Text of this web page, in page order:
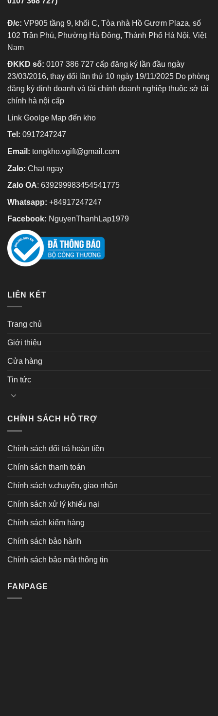
Đ/c: VP905 tầng 9, khối C, Tòa nhà Hồ Gươm Plaza, số
102 Trần Phú, Phường Hà Đông, Thành Phố Hà Nội, Việt
Nam
ĐKKD số: 0107 386 727 cấp đăng ký lần đầu ngày
23/03/2016, thay đổi lần thứ 10 ngày 19/11/2025 Do phòng
đăng ký dinh doanh và tài chính doanh nghiệp thuộc sở tài
chính hà nội cấp
Link Goolge Map đến kho
Tel: 0917247247
Email: tongkho.vgift@gmail.com
Zalo: Chat ngay
Zalo OA: 639299983454541775
Whatsapp: +84917247247
Facebook: NguyenThanhLap1979
LIÊN KẾT
Trang chủ
Giới thiệu
Cửa hàng
Tin tức
CHÍNH SÁCH HỖ TRỢ
Chính sách đổi trả hoàn tiền
Chính sách thanh toán
Chính sách v.chuyển, giao nhận
Chính sách xử lý khiếu nại
Chính sách kiểm hàng
Chính sách bảo hành
Chính sách bảo mật thông tin
FANPAGE